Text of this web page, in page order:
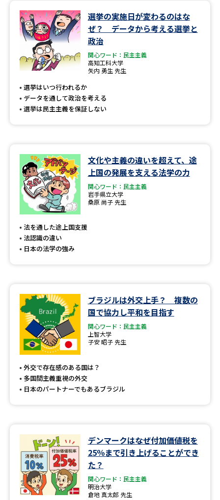
選挙の実施日が変わるのはな
ぜ？ データから考える選挙と
政治
関心ワード：民主主義
高知工科大学
矢内 勇生 先生
選挙はいつ行われるか
データを通して政治を考える
選挙は民主主義を保証しない
文化や主義の違いを超えて、途
上国の発展を支える法学の力
関心ワード：民主主義
岩手県立大学
桑原 尚子 先生
法を通した途上国支援
法認識の違い
日本の法学の強み
ブラジルは外交上手？ 複数の
国で協力し平和を目指す
関心ワード：民主主義
上智大学
子安 昭子 先生
外交で存在感のある国は？
多国間主義重視の外交
日本のパートナーでもあるブラジル
デンマークはなぜ付加価値税を
25％まで引き上げることができ
た？
関心ワード：民主主義
明治大学
倉地 真太郎 先生